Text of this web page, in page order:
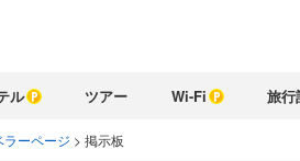
ル ツアー Wi-Fi 旅行
ラーページ > 掲示板